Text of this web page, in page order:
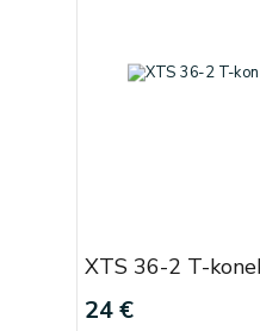
XTS 36-2 T-
24 €